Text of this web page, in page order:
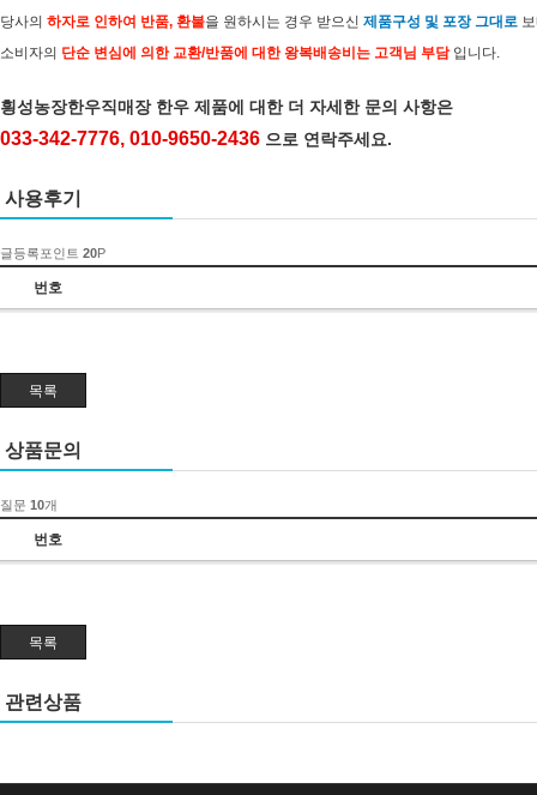
당사의 하자로 인하여 반품, 환불을 원하시는 경우 받으신 제품구성 및 포장 그대로
소비자의 단순 변심에 의한 교환/반품에 대한 왕복배송비는 고객님 부담입니다.
힁성농장한우직매장 한우 제품에 대한 더 자세한 문의 사항은
033-342-7776, 010-9650-2436 으로 연락주세요.
사용후기
글등록포인트 20P
번호
목록
상품문의
질문 10개
번호
목록
관련상품